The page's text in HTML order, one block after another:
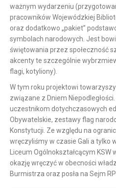
ważnym wydarzeniu
pracowników Wojewódzkiej
oraz dodatkowo „pakiet”
symbolach narodowych. Jest
świętowania przez społeczność
akcenty te szczególnie
flagi, kotyliony).
W tym roku projektowi
związane z Dniem
uczestnikom dotychczasowych
Obywatelskie, zestawy flag
Konstytucji. Ze względu na
wręczyliśmy w czasie Gali a tylko
Liceum Ogólnokształcącym
okazję wręczyć w obecności
Burmistrza oraz posła na Sejm